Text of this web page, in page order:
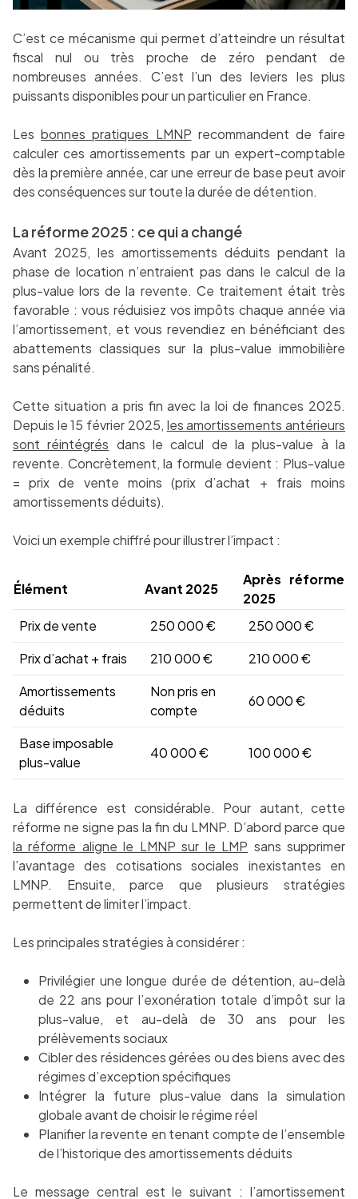
C’est ce mécanisme qui permet d’atteindre un résultat
fiscal nul ou très proche de zéro pendant de
nombreuses années. C’est l’un des leviers les plus
puissants disponibles pour un particulier en France.
Lesbonnes pratiques LMNP recommandent de faire
calculer ces amortissements par un expert-comptable
dès la première année, car une erreur de base peut avoir
des conséquences sur toute la durée de détention.
La réforme 2025 : ce qui a changé
Avant 2025, les amortissements déduits pendant la
phase de location n’entraient pas dans le calcul de la
plus-value lors de la revente. Ce traitement était très
favorable : vous réduisiez vos impôts chaque année via
l’amortissement, et vous revendiez en bénéficiant des
abattements classiques sur la plus-value immobilière
sans pénalité.
Cette situation a pris fin avec la loi de finances 2025.
Depuis le 15 février 2025, les amortissements antérieurs
sont réintégrés dans le calcul de la plus-value à la
revente. Concrètement, la formule devient : Plus-value
= prix de vente moins (prix d’achat + frais moins
amortissements déduits).
Voici un exemple chiffré pour illustrer l’impact :
Élément Avant 2025
Après réforme
2025
Prix de vente
250 000 €
250 000 €
Prix d’achat + frais
210 000 €
210 000 €
Amortissements
déduits
Non pris en
compte
60 000 €
Base imposable
plus-value
40 000 € 100 000 €
La différence est considérable. Pour autant, cette
réforme ne signe pas la fin du LMNP. D’abord parce que
la réforme aligne le LMNP sur le LMP sans supprimer
l’avantage des cotisations sociales inexistantes en
LMNP. Ensuite, parce que plusieurs stratégies
permettent de limiter l’impact.
Les principales stratégies à considérer :
Privilégier une longue durée de détention, au-delà
de 22 ans pour l’exonération totale d’impôt sur la
plus-value, et au-delà de 30 ans pour les
prélèvements sociaux
Cibler des résidences gérées ou des biens avec des
régimes d’exception spécifiques
Intégrer la future plus-value dans la simulation
globale avant de choisir le régime réel
Planifier la revente en tenant compte de l’ensemble
de l’historique des amortissements déduits
Le message central est le suivant : l’amortissement